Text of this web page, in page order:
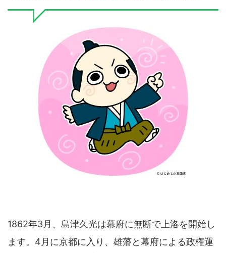
1862年3月、島津久光は幕府に無断で上洛を開始し
ます。4月に京都に入り、雄藩と幕府による政権運